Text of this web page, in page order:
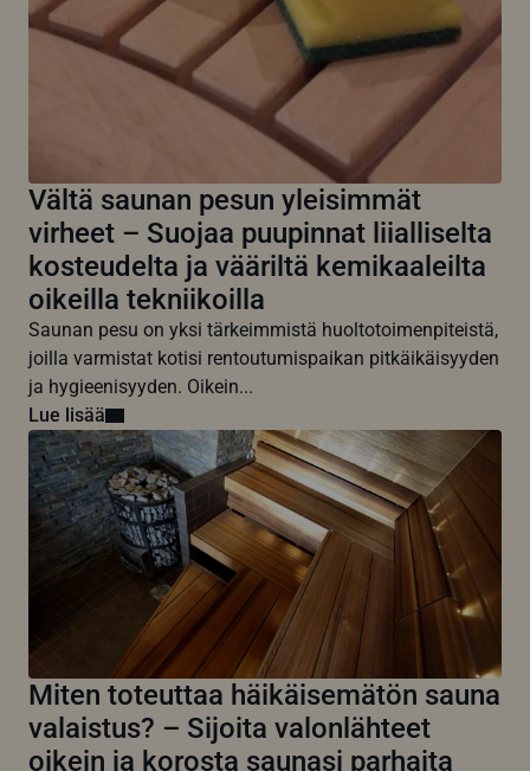
Vältä saunan pesun yleisimmät
virheet – Suojaa puupinnat liialliselta
kosteudelta ja vääriltä kemikaaleilta
oikeilla tekniikoilla
Saunan pesu on yksi tärkeimmistä huoltotoimenpiteistä,
joilla varmistat kotisi rentoutumispaikan pitkäikäisyyden
ja hygieenisyyden. Oikein...
Lue lisää
Miten toteuttaa häikäisemätön sauna
valaistus? – Sijoita valonlähteet
oikein ja korosta saunasi parhaita